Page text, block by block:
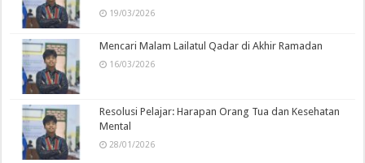
19/03/2026
Mencari Malam Lailatul Qadar di Akhir Ramadan
16/03/2026
Resolusi Pelajar: Harapan Orang Tua dan Kesehatan
Mental
28/01/2026